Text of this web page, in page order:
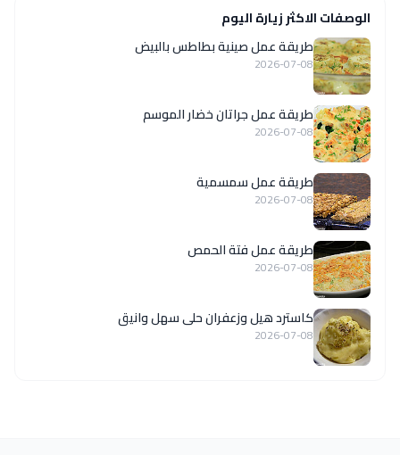
الوصفات الاكثر زيارة اليوم
طريقة عمل صينية بطاطس بالبيض
2026-07-08
طريقة عمل جراتان خضار الموسم
2026-07-08
طريقة عمل سمسمية
2026-07-08
طريقة عمل فتة الحمص
2026-07-08
كاسترد هيل وزعفران حلى سهل وانيق
2026-07-08